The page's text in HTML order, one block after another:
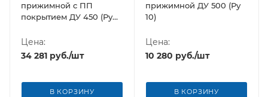
прижимной c ПП
покрытием ДУ 450 (Ру
Цена:
34 281 руб./шт
В КОРЗИНУ
прижимной ДУ 500 (Ру
10)
Цена:
10 280 руб./шт
В КОРЗИНУ